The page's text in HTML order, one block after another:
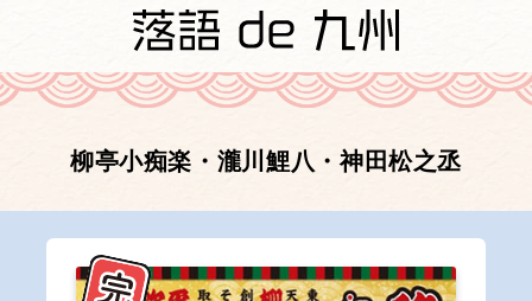
柳亭小痴楽・瀧川鯉八・神田松之丞